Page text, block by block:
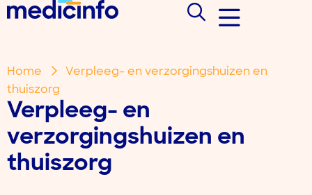
Home
Verpleeg- en verzorgingshuizen en
thuiszorg
Verpleeg- en
verzorgingshuizen en
thuiszorg